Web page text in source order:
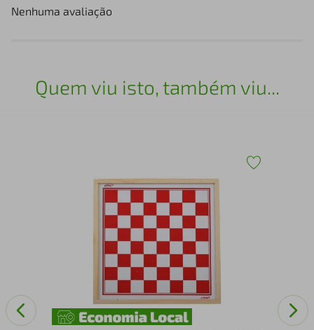
Nenhuma avaliação
Quem viu isto, também viu...